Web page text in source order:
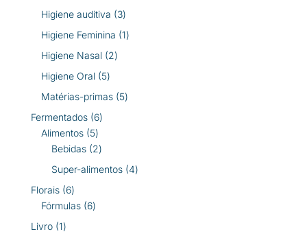
produtos
Higiene auditiva 33
produtos
Higiene Feminina 11
Higiene Nasal 22
Higiene Oral 55
produtos
Matérias-primas 55
Fermentados 66
Alimentos 55
produtos
Bebidas 22
produtos
Super-alimentos 44
Florais 66
produtos
Fórmulas 66
Livro 11